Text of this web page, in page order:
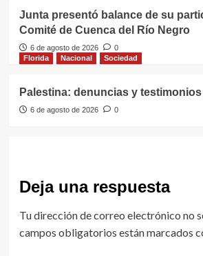
Junta presentó balance de su
Comité de Cuenca del Río Negro
6 de agosto de 2026
0
Florida
Nacional Sociedad
Palestina: denuncias y
6 de agosto de 2026 0
Deja una respuesta
Tu dirección de correo electrónico no
campos obligatorios están marcados